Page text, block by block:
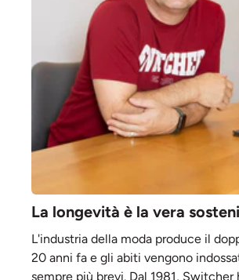
La longevità è la vera
L'industria della moda produce il
20 anni fa e gli abiti vengono
sempre più brevi. Dal 1981, Switcher